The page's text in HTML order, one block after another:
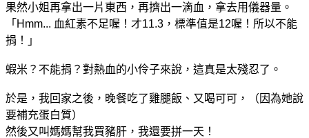
果然小姐再拿出一片東西，再擠出一滴血，拿去用儀器量。
「Hmm... 血紅素不足喔！才11.3，標準值是12喔！所以不能
捐！」
蝦米？不能捐？對熱血的小伶子來說，這真是太殘忍了。
於是，我回家之後，晚餐吃了雞腿飯、又喝可可，（因為她說
要補充蛋白質）
然後又叫媽媽幫我買豬肝，我還要拼一天！